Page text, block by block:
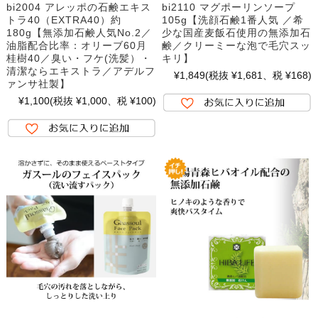
bi2004 アレッポの石鹸エキス
トラ40（EXTRA40）約
180g【無添加石鹸人気No.2／
油脂配合比率：オリーブ60月
桂樹40／臭い・フケ(洗髪）・
清潔ならエキストラ／アデルフ
ァンサ社製】
¥1,100(税抜 ¥1,000、税 ¥100)
bi2110 マグポーリンソープ
105g【洗顔石鹸1番人気 ／希
少な国産麦飯石使用の無添加石
鹸／クリーミーな泡で毛穴スッ
キリ】
¥1,849(税抜 ¥1,681、税 ¥168)